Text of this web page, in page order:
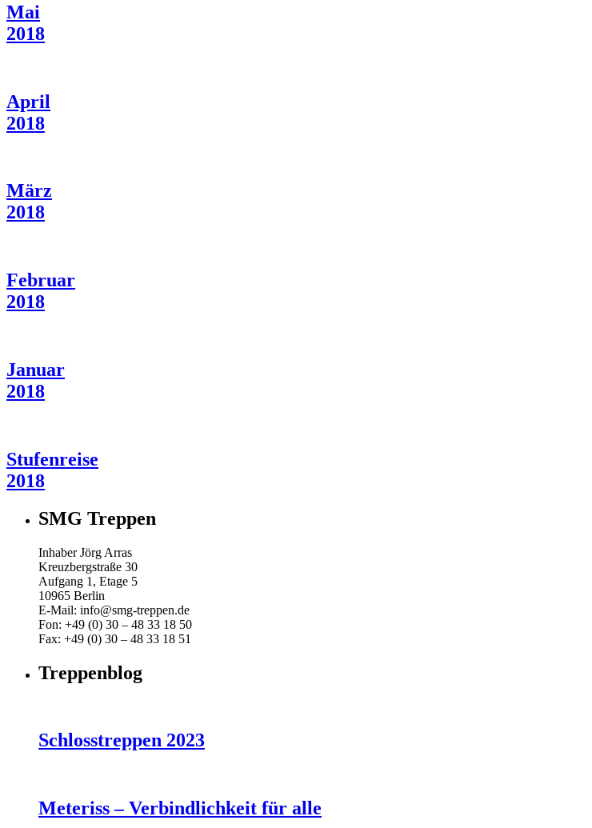
Mai
2018
April
2018
März
2018
Februar
2018
Januar
2018
Stufenreise
2018
SMG Treppen
Inhaber Jörg Arras
Kreuzbergstraße 30
Aufgang 1, Etage 5
10965 Berlin
E-Mail: info@smg-treppen.de
Fon: +49 (0) 30 – 48 33 18 50
Fax: +49 (0) 30 – 48 33 18 51
Treppenblog
Schlosstreppen 2023
Meteriss – Verbindlichkeit für alle